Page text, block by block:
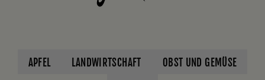
APFEL LANDWIRTSCHAFT
OBST UND GEMÜSE